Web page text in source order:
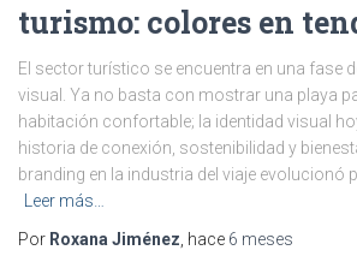
turismo: colores en
El sector turístico se encuentra en una fase
visual. Ya no basta con mostrar una playa
habitación confortable; la identidad visual
historia de conexión, sostenibilidad y
branding en la industria del viaje evolucionó
Leer más…
Por Roxana Jiménez , hace 6 meses